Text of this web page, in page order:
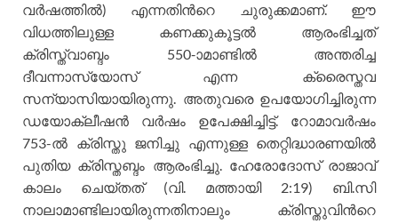
വര്‍ഷത്തില്‍) എന്നതിന്‍റെ ചുരുക്കമാണ്. ഈ
വിധത്തിലുള്ള കണക്കുകൂട്ടല്‍ ആരംഭിച്ചത്
ക്രിസ്ത്വാബ്ദം 550-ാമാണ്ടില്‍ അന്തരിച്ച
ദീവന്നാസ്യോസ് എന്ന ക്രൈസ്തവ
സന്യാസിയായിരുന്നു. അതുവരെ ഉപയോഗിച്ചിരുന്ന
ഡയോക്ലീഷന്‍ വര്‍ഷം ഉപേക്ഷിച്ചിട്ട്. റോമാവര്‍ഷം
753-ല്‍ ക്രിസ്തു ജനിച്ചു എന്നുള്ള തെറ്റിദ്ധാരണയില്‍
പുതിയ ക്രിസ്തബ്ദം ആരംഭിച്ചു. ഹേരോദോസ് രാജാവ്
കാലം ചെയ്തത് (വി. മത്തായി 2:19) ബി.സി
നാലാമാണ്ടിലായിരുന്നതിനാലും ക്രിസ്തുവിന്‍റെ